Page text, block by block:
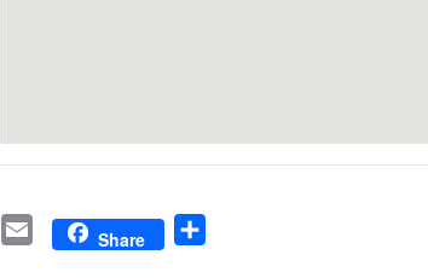
HatenaEmail Share